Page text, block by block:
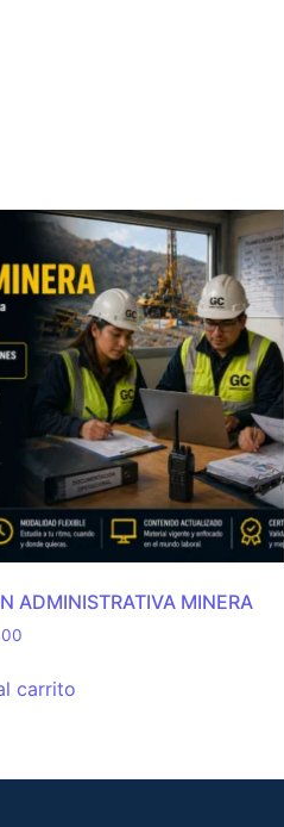
ADMINISTRATIVA MINERA​
carrito